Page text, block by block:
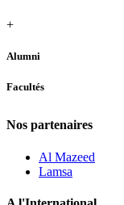
+
Alumni
Facultés
Nos partenaires
Al Mazeed
Lamsa